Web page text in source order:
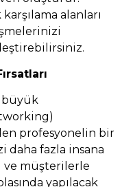
alanları
büyük
profesyonelin bir
daha fazla insana
ve müşterilerle
yapılacak